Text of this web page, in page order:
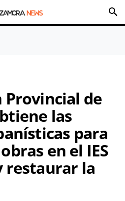
search
Provincial de
las
para
en el IES
restaurar la